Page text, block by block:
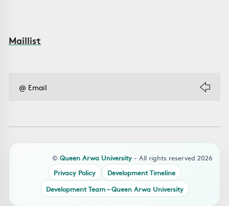
Maillist
© Queen Arwa University - All rights reserved 2026
Privacy Policy
Development Timeline
Development Team – Queen Arwa University